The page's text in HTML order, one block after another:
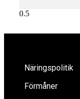
Näringspolitik
Förmåner